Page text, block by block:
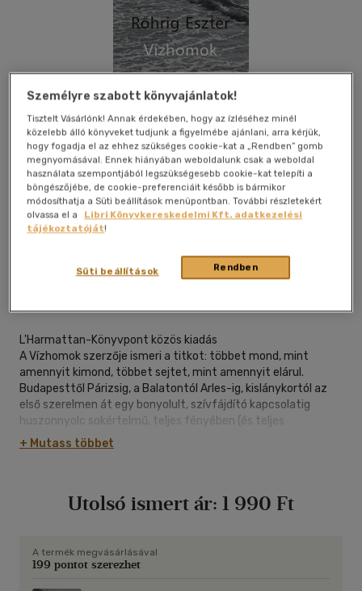
Kívánságlistához adom
L'Harmattan-Könyvpont közös kiadás
A Vízhomok szerzője ismeri a titkot: többet mond, mint
amennyit kimond, többet sejtet, mint amennyit elárul.
Budapesttől Párizsig, a Balatontól Arles-ig, kislánykortól az
első szerelmen át egy bonyolult, szívfájdító kapcsolatig
huszonnyolc sokértelmű, teljes fényében (és teljes
titokzatosságában) megmutatott pillanatát látjuk a
főszereplő Éva életének. A könyv huszonnyolc novelláját két
és a művészet.
+ Mutass többet
Utolsó ismert ár: 1 990 Ft
A termék megvásárlásával
199 pontot szerezhet
Személyre szabott könyvajánlatok!
Tisztelt Vásárlónk! Annak érdekében, hogy az ízléséhez minél
közelebb álló könyveket tudjunk a figyelmébe ajánlani, arra kérjük,
hogy fogadja el az ehhez szükséges cookie-kat a „Rendben” gomb
megnyomásával. Ennek hiányában weboldalunk csak a weboldal
használata szempontjából legszükségesebb cookie-kat telepíti a
böngészőjébe, de cookie-preferenciáit később is bármikor
módosíthatja a Süti beállítások menüpontban. További részletekért
olvassa el a
Libri Könyvkereskedelmi Kft. adatkezelési
tájékoztatóját!
Rendben
Süti beállítások